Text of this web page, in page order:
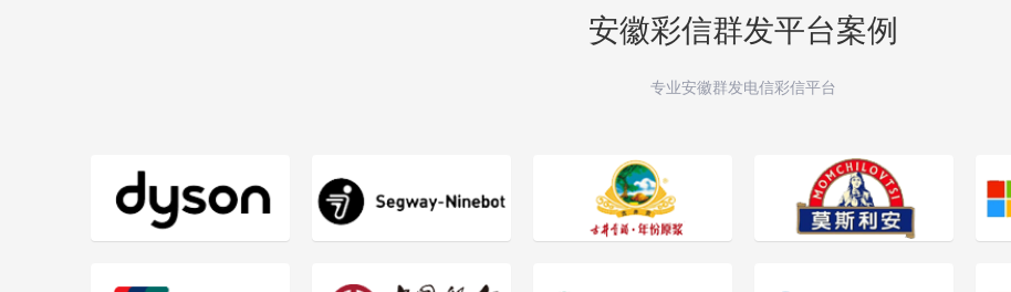
安徽彩信群发平台案例
专业安徽群发电信彩信平台